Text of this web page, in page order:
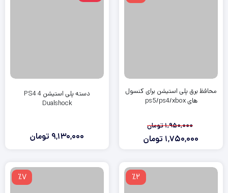
محافظ برق پلی استیشن برای کنسول
های ps5/ps4/xbox
1,950,000تومان
1,950,000
1,750,000 تومان
1,750,000
دسته پلی استیشن 4 PS4
Dualshock
9,130,000 تومان
٪2 ٪7